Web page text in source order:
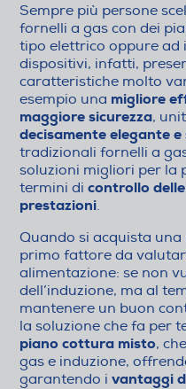
Sempre più persone
fornelli a gas con dei
tipo elettrico oppure ad
dispositivi, infatti,
caratteristiche molto
esempio una migliore
maggiore sicurezza,
decisamente elegante
tradizionali fornelli a
soluzioni migliori per la
termini di controllo
prestazioni.
Quando si acquista
primo fattore da
alimentazione: se non
dell’induzione, ma al
mantenere un buon
la soluzione che fa per
piano cottura misto,
gas e induzione,
garantendo i vantaggi